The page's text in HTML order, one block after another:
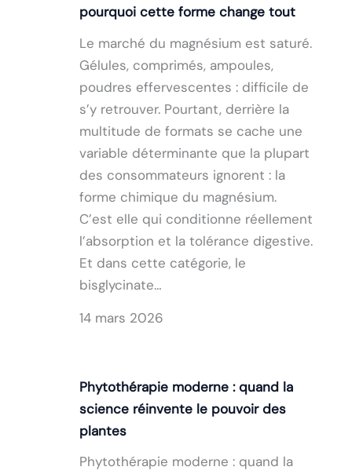
pourquoi cette forme change tout
Le marché du magnésium est saturé.
Gélules, comprimés, ampoules,
poudres effervescentes : difficile de
s’y retrouver. Pourtant, derrière la
multitude de formats se cache une
variable déterminante que la plupart
des consommateurs ignorent : la
forme chimique du magnésium.
C’est elle qui conditionne réellement
l’absorption et la tolérance digestive.
Et dans cette catégorie, le
bisglycinate…
14 mars 2026
Phytothérapie moderne : quand la
science réinvente le pouvoir des
plantes
Phytothérapie moderne : quand la